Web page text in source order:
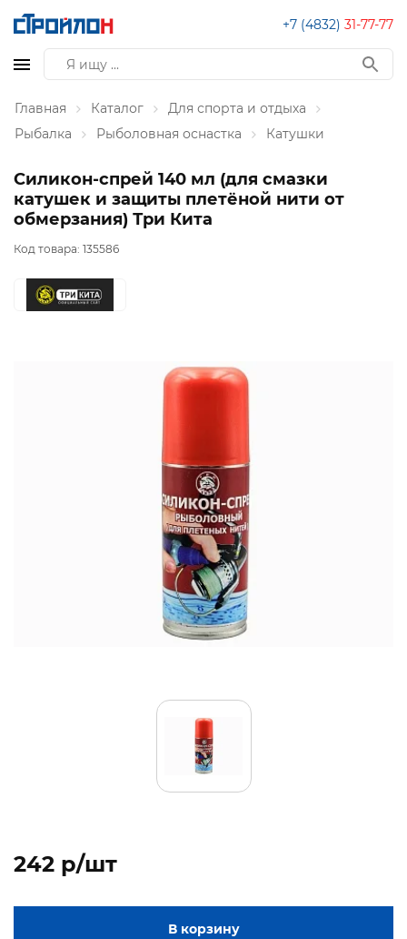
+7 (4832) 31-77-77
Главная Каталог
Для спорта и отдыха
Рыбалка
Рыболовная оснастка Катушки
Силикон-спрей 140 мл (для смазки
катушек и защиты плетёной нити от
обмерзания) Три Кита
Код товара: 135586
242 p/шт
В корзину